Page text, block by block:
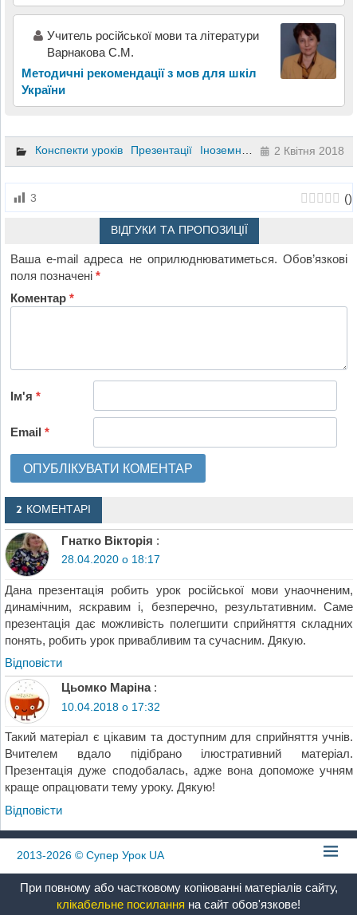
Учитель російської мови та літератури
Варнакова С.М.
Методичні рекомендації з мов для шкіл
України
Конспекти уроків Презентації Іноземна мова 8 клас
2 Квітня 2018
3 ()
ВІДГУКИ ТА ПРОПОЗИЦІЇ
Ваша e-mail адреса не оприлюднюватиметься. Обов’язкові
поля позначені*
Коментар*
Ім'я*
Email*
2 КОМЕНТАРІ
Гнатко Вікторія :
28.04.2020 о 18:17
Дана презентація робить урок російської мови унаочненим,
динамічним, яскравим і, безперечно, результативним. Саме
презентація дає можливість полегшити сприйняття складних
понять, робить урок привабливим та сучасним. Дякую.
Відповіcти
Цьомко Маріна :
10.04.2018 о 17:32
Такий матеріал є цікавим та доступним для сприйняття учнів.
Вчителем вдало підібрано ілюстративний матеріал.
Презентація дуже сподобалась, адже вона допоможе учням
краще опрацювати тему уроку. Дякую!
Відповіcти
2013-2026 © Супер Урок UA
При повному або частковому копіюванні матеріалів сайту,
клікабельне посилання на сайт обов'язкове!